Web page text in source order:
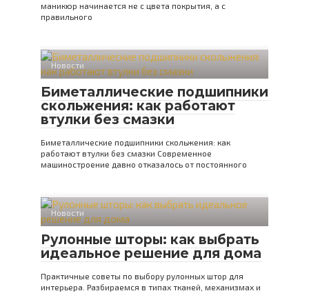
маникюр начинается не с цвета покрытия, а с
правильного
Новости
Биметаллические подшипники
скольжения: как работают
втулки без смазки
Биметаллические подшипники скольжения: как
работают втулки без смазки Современное
машиностроение давно отказалось от постоянного
Новости
Рулонные шторы: как выбрать
идеальное решение для дома
Практичные советы по выбору рулонных штор для
интерьера. Разбираемся в типах тканей, механизмах и